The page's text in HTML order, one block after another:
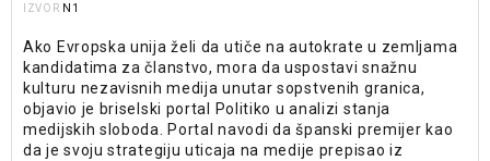
IZVOR N1
Ako Evropska unija želi da utiče na autokrate u zemljama
kandidatima za članstvo, mora da uspostavi snažnu
kulturu nezavisnih medija unutar sopstvenih granica,
objavio je briselski portal Politiko u analizi stanja
medijskih sloboda. Portal navodi da španski premijer kao
da je svoju strategiju uticaja na medije prepisao iz